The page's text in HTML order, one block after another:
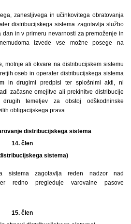
zanesljivega in učinkovitega obratovanja
distribucijskega sistema zagotavlja službo
in v primeru nevarnosti za premoženje in
izvede vse možne posege na
motnje ali okvare na distribucijskem sistemu
oseb in operater distribucijskega sistema
in drugimi predpisi ter splošnimi akti, ni
začasne omejitve ali prekinitve distribucije
temeljev za obstoj odškodninske
obligacijskega prava.
distribucijskega sistema
14. člen
sistema)
sistema zagotavlja reden nadzor nad
redno pregleduje varovalne pasove
15. člen